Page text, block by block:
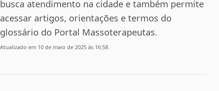
busca atendimento na cidade e também permite
acessar artigos, orientações e termos do
glossário do Portal Massoterapeutas.
Atualizado em 10 de maio de 2025 às 16:58.